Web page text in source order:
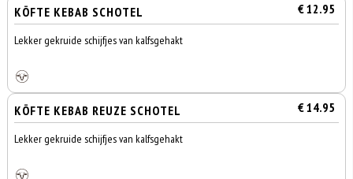
KÖFTE KEBAB SCHOTEL € 12.95
Lekker gekruide schijfjes van kalfsgehakt
KÖFTE KEBAB REUZE SCHOTEL € 14.95
Lekker gekruide schijfjes van kalfsgehakt